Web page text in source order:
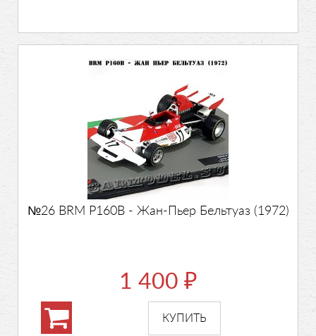
№26 BRM P160B - Жан-Пьер Бельтуаз (1972)
1 400 ₽